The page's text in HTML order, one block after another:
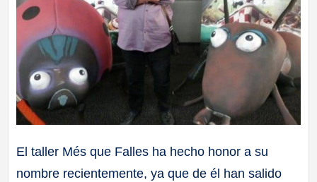
El taller Més que Falles ha hecho honor a su
nombre recientemente, ya que de él han salido